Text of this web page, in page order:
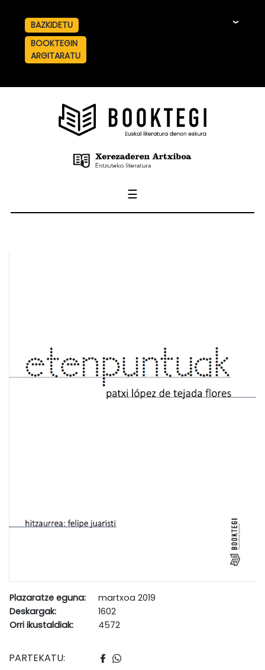
BAZKIDETU
BOOKTEGIN
ARGITARATU
☰
Plazaratze eguna:
martxoa 2019
Deskargak:
1602
Orri ikustaldiak:
4572
PARTEKATU: